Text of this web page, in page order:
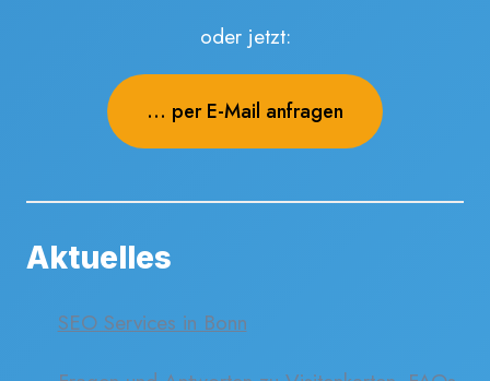
oder jetzt:
... per E-Mail anfragen
Aktuelles
SEO Services in Bonn